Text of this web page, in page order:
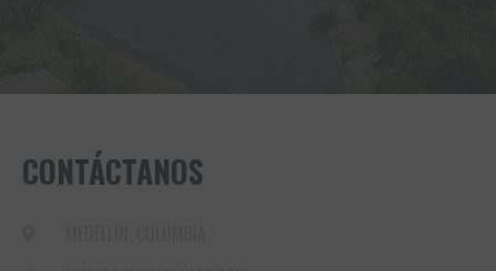
CONTÁCTANOS